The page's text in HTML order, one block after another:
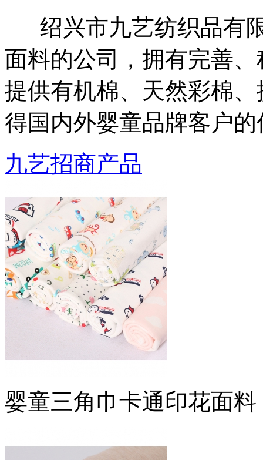
绍兴市九艺纺织品有
面料的公司，拥有完善
提供有机棉、天然彩棉
得国内外婴童品牌客户的
九艺招商产品
婴童三角巾卡通印花面料